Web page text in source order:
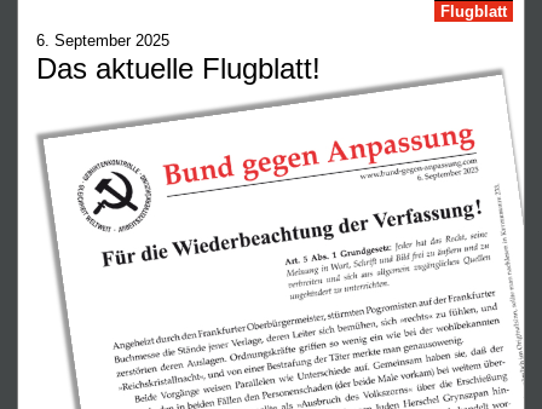
Flugblatt
6. September 2025
Das aktuelle Flugblatt!